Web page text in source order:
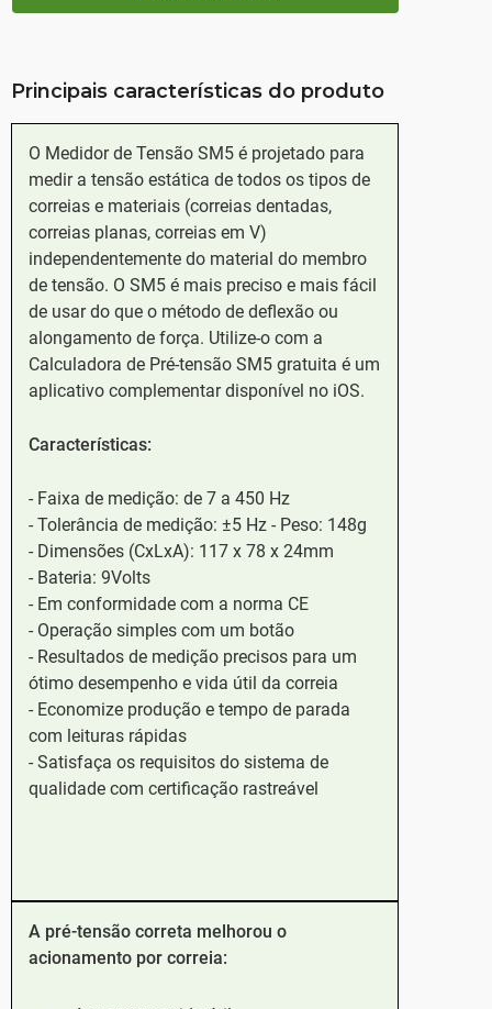
Principais características do produto
O Medidor de Tensão SM5 é projetado para
medir a tensão estática de todos os tipos de
correias e materiais (correias dentadas,
correias planas, correias em V)
independentemente do material do membro
de tensão. O SM5 é mais preciso e mais fácil
de usar do que o método de deflexão ou
alongamento de força. Utilize-o com a
Calculadora de Pré-tensão SM5 gratuita é um
aplicativo complementar disponível no iOS.
Características:
- Faixa de medição: de 7 a 450 Hz
- Tolerância de medição: ±5 Hz - Peso: 148g
- Dimensões (CxLxA): 117 x 78 x 24mm
- Bateria: 9Volts
- Em conformidade com a norma CE
- Operação simples com um botão
- Resultados de medição precisos para um
ótimo desempenho e vida útil da correia
- Economize produção e tempo de parada
com leituras rápidas
- Satisfaça os requisitos do sistema de
qualidade com certificação rastreável
A pré-tensão correta melhorou o
acionamento por correia: